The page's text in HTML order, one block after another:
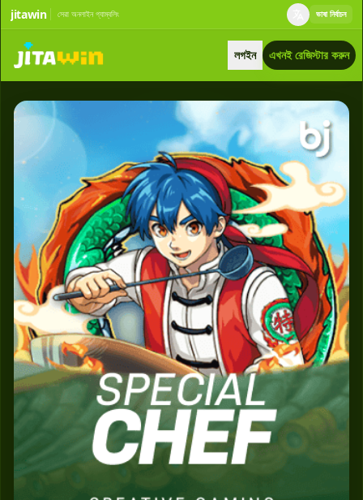
jitawin সেরা অনলাইন গ্যাম্বলিং ভাষা নির্বাচন
লগইন এখনই রেজিস্টার করুন